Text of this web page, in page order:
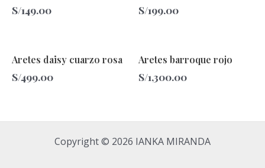
S/149.00 S/199.00
Aretes daisy cuarzo rosa
S/499.00
Aretes barroque rojo
S/1,300.00
Copyright © 2026 IANKA MIRANDA